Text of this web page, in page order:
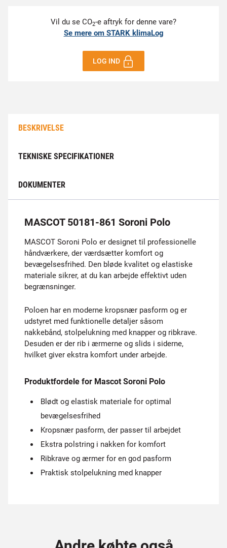
Vil du se CO2-e aftryk for denne vare?
Se mere om STARK klimaLog
LOG IND
BESKRIVELSE
TEKNISKE SPECIFIKATIONER
DOKUMENTER
MASCOT 50181-861 Soroni Polo
MASCOT Soroni Polo er designet til professionelle
håndværkere, der værdsætter komfort og
bevægelsesfrihed. Den bløde kvalitet og elastiske
materiale sikrer, at du kan arbejde effektivt uden
begrænsninger.
Poloen har en moderne kropsnær pasform og er
udstyret med funktionelle detaljer såsom
nakkebånd, stolpelukning med knapper og ribkrave.
Desuden er der rib i ærmerne og slids i siderne,
hvilket giver ekstra komfort under arbejde.
Produktfordele for Mascot Soroni Polo
Blødt og elastisk materiale for optimal
bevægelsesfrihed
Kropsnær pasform, der passer til arbejdet
Ekstra polstring i nakken for komfort
Ribkrave og ærmer for en god pasform
Praktisk stolpelukning med knapper